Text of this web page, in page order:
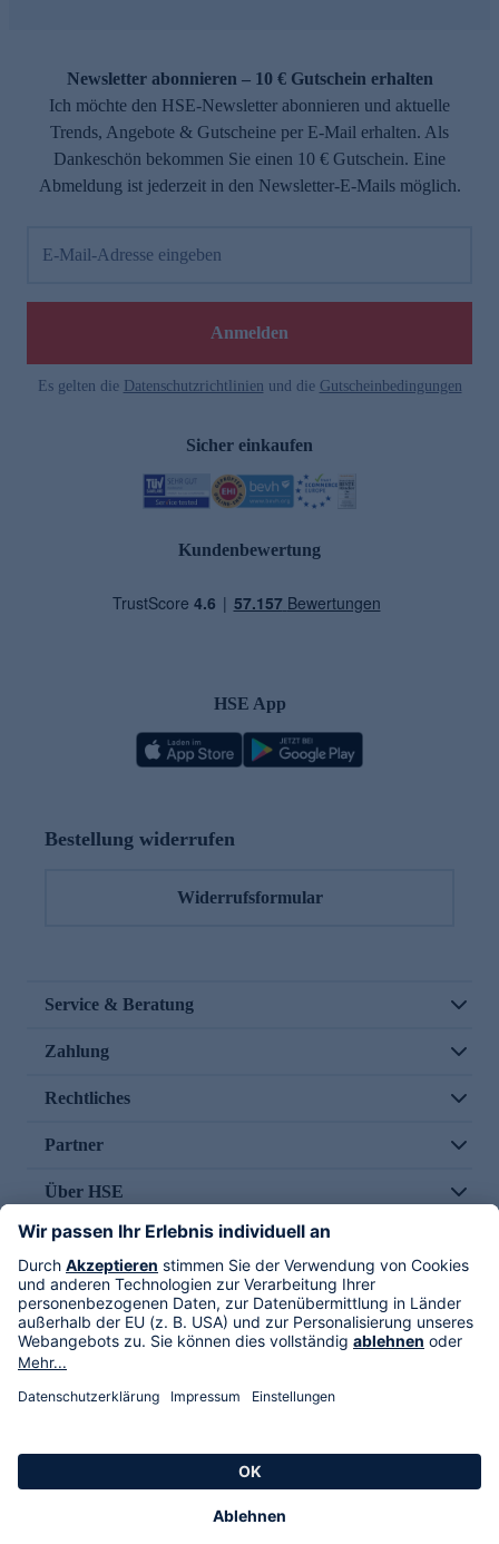
Newsletter abonnieren – 10 € Gutschein erhalten
Ich möchte den HSE-Newsletter abonnieren und aktuelle
Trends, Angebote & Gutscheine per E-Mail erhalten. Als
Dankeschön bekommen Sie einen 10 € Gutschein. Eine
Abmeldung ist jederzeit in den Newsletter-E-Mails möglich.
E-Mail-Adresse eingeben
Anmelden
Es gelten die Datenschutzrichtlinien und die Gutscheinbedingungen
Sicher einkaufen
Kundenbewertung
HSE App
Bestellung widerrufen
Widerrufsformular
Service & Beratung
Zahlung
Rechtliches
Partner
Über HSE
Im TV
HSE International